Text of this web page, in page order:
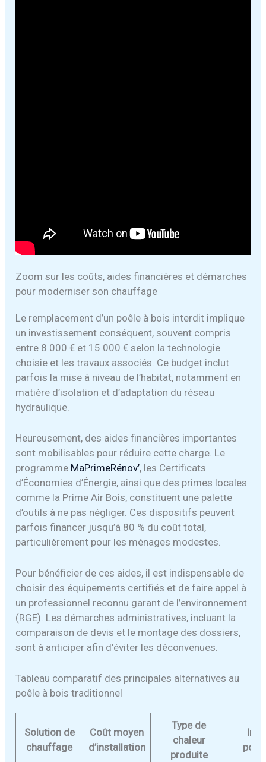
Zoom sur les coûts, aides financières et démarches
pour moderniser son chauffage
Le remplacement d’un poêle à bois interdit implique
un investissement conséquent, souvent compris
entre 8 000 € et 15 000 € selon la technologie
choisie et les travaux associés. Ce budget inclut
parfois la mise à niveau de l’habitat, notamment en
matière d’isolation et d’adaptation du réseau
hydraulique.
Heureusement, des aides financières importantes
sont mobilisables pour réduire cette charge. Le
programme MaPrimeRénov’, les Certificats
d’Économies d’Énergie, ainsi que des primes locales
comme la Prime Air Bois, constituent une palette
d’outils à ne pas négliger. Ces dispositifs peuvent
parfois financer jusqu’à 80 % du coût total,
particulièrement pour les ménages modestes.
Pour bénéficier de ces aides, il est indispensable de
choisir des équipements certifiés et de faire appel à
un professionnel reconnu garant de l’environnement
(RGE). Les démarches administratives, incluant la
comparaison de devis et le montage des dossiers,
sont à anticiper afin d’éviter les déconvenues.
Tableau comparatif des principales alternatives au
poêle à bois traditionnel
Solution de
chauffage
Coût moyen
d’installation
Type de
chaleur
produite